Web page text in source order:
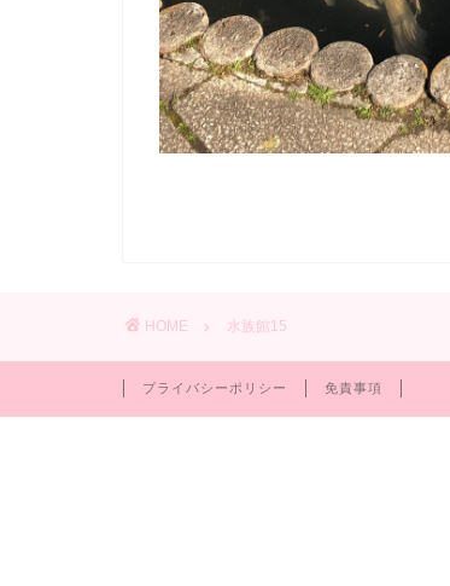
HOME 水族館15
プライバシーポリシー 免責事項